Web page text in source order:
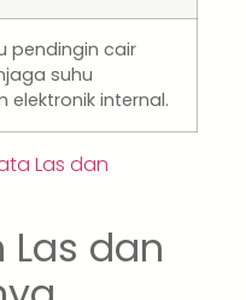
pendingin cair
suhu
elektronik internal.
Las dan
Las dan